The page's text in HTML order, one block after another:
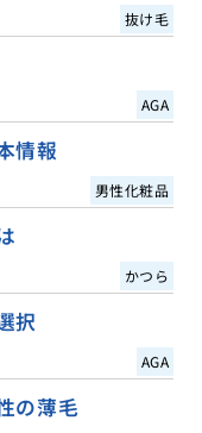
抜け毛
AGA
情報
男性化粧品
かつら
択
AGA
の薄毛